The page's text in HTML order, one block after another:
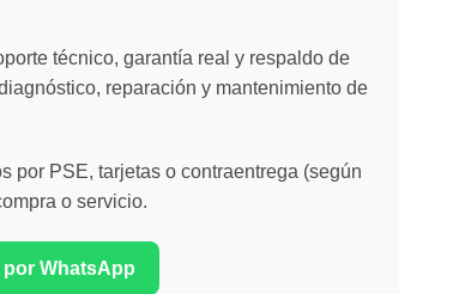
técnico, garantía real y respaldo de
reparación y mantenimiento de
por PSE, tarjetas o contraentrega (según
o servicio.
WhatsApp